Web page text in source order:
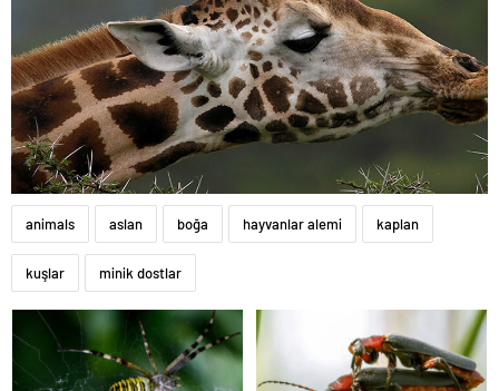
animals aslan boğa hayvanlar alemi kaplan
kuşlar minik dostlar